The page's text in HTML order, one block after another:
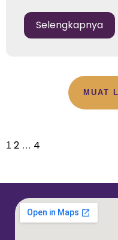
Selengkapnya
MUAT
1 2 … 4